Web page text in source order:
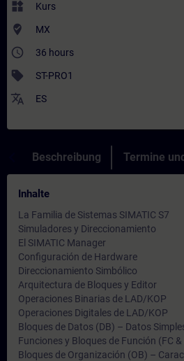
widgets Kurs
where_to_vote MX
access_time 36 hours
sell ST-PRO1
translate ES
Beschreibung Termine
Inhalte
La Familia de Sistemas SIMATIC S7
Simuladores y Direccionamiento
El SIMATIC Manager
Configuración de Hardware
Direccionamiento Simbólico
Arquitectura de Bloques y Editor
Operaciones Binarias de LAD/KOP
Operaciones Digitales de LAD/KOP
Bloques de Datos (DB) – Datos
Funciones y Bloques de Función (FC
Bloques de Organización (OB) –